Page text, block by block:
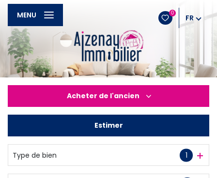
0
FR
MENU
Acheter de l'ancien
Estimer
Type de bien 1